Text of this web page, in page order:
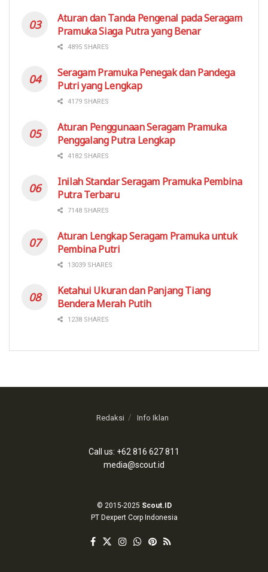
Aturan dan Tanda Pengenal pada Seragam
Pramuka Siaga Putra yang Benar
4895 SHARES
Seragam Pramuka Penegak dan Pandega
Putri yang Lengkap
4179 SHARES
Aturan Penggunaan Seragam Pramuka
Penggalang Putra Lengkap
4182 SHARES
Inilah Standar Seragam Pramuka Pembina
Putra Terbaru
7148 SHARES
Aturan Lengkap Seragam Pramuka untuk
Pembina Putri
13039 SHARES
Ketahui Ukuran dan Panjang Tiang
Bendera Merah Putih
1238 SHARES
Redaksi Info Iklan
Call us: +62 816 627 811
media@scout.id
© 2015-2025 Scout.ID
PT Dexpert Corp Indonesia